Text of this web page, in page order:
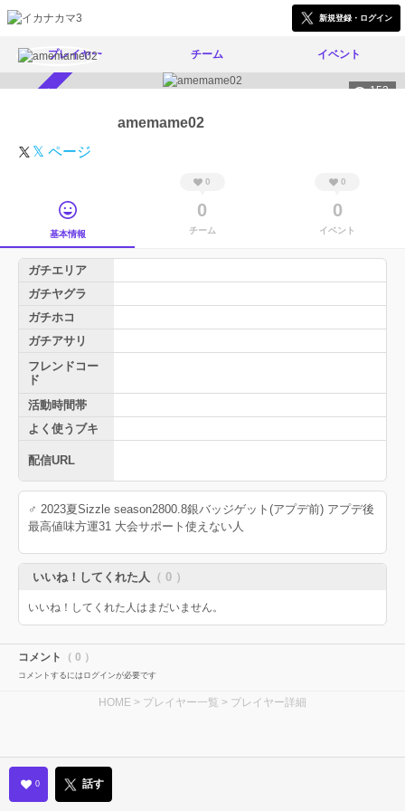
新規登録・ログイン
プレイヤー チーム イベント
153
amemame02
𝕏 ページ
基本情報
0
0
チーム
0
0
イベント
ガチエリア
ガチヤグラ
ガチホコ
ガチアサリ
フレンドコー
ド
活動時間帯
よく使うブキ
配信URL
♂ 2023夏Sizzle season2800.8銀バッジゲット(アプデ前) アプデ後
最高値味方運31 大会サポート使えない人
いいね！してくれた人 （ 0 ）
いいね！してくれた人はまだいません。
コメント （ 0 ）
コメントするにはログインが必要です
HOME > プレイヤー一覧 > プレイヤー詳細
0 話す